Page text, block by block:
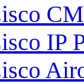
IP